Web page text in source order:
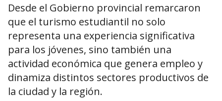
Desde el Gobierno provincial remarcaron
que el turismo estudiantil no solo
representa una experiencia significativa
para los jóvenes, sino también una
actividad económica que genera empleo y
dinamiza distintos sectores productivos de
la ciudad y la región.